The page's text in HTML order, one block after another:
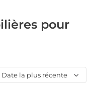
pour
Date la plus récente